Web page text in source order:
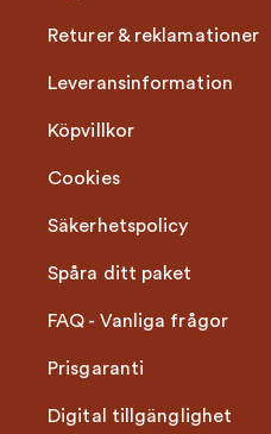
Returer & reklamationer
Leveransinformation
Köpvillkor
Cookies
Säkerhetspolicy
Spåra ditt paket
FAQ - Vanliga frågor
Prisgaranti
Digital tillgänglighet